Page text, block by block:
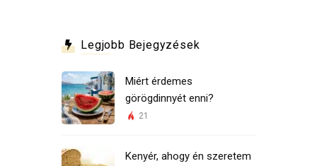
Legjobb Bejegyzések
Miért érdemes
görögdinnyét enni?
21
Kenyér, ahogy én szeretem